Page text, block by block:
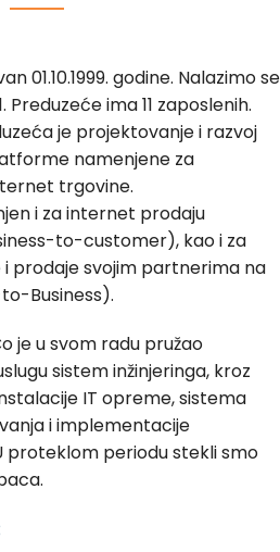
01.10.1999. godine. Nalazimo se
Preduzeće ima 11 zaposlenih.
je projektovanje i razvoj
namenjene za
trgovine.
i za internet prodaju
to-customer), kao i za
prodaje svojim partnerima na
Business).
je u svom radu pružao
sistem inžinjeringa, kroz
IT opreme, sistema
i implementacije
proteklom periodu stekli smo